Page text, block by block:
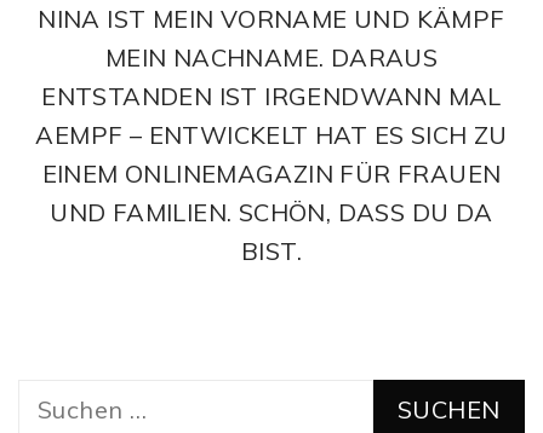
NINA IST MEIN VORNAME UND KÄMPF
MEIN NACHNAME. DARAUS
ENTSTANDEN IST IRGENDWANN MAL
AEMPF – ENTWICKELT HAT ES SICH ZU
EINEM ONLINEMAGAZIN FÜR FRAUEN
UND FAMILIEN. SCHÖN, DASS DU DA
BIST.
Suchen